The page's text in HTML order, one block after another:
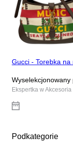
Gucci - Torebka na
Ekspertka w
Podkategorie